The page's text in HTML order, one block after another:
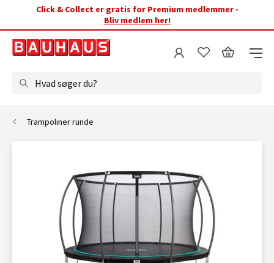
Click & Collect er gratis for Premium medlemmer -
Bliv medlem her!
Hvad søger du?
Trampoliner runde